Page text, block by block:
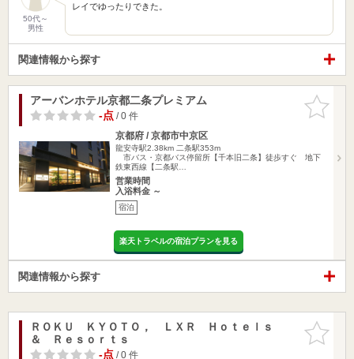
50代～
男性
レイでゆったりできた。
関連情報から探す
お気に入
りに追加
アーバンホテル京都二条プレミアム
-点/ 0 件
京都府 / 京都市中京区
龍安寺駅2.38km 二条駅353m
市バス・京都バス停留所【千本旧二条】徒歩すぐ 地下
鉄東西線【二条駅…
営業時間
入浴料金 ～
宿泊
楽天トラベルの宿泊プランを見る
関連情報から探す
お気に入
りに追加
ＲＯＫＵ ＫＹＯＴＯ， ＬＸＲ Ｈｏｔｅｌｓ
＆ Ｒｅｓｏｒｔｓ
-点/ 0 件